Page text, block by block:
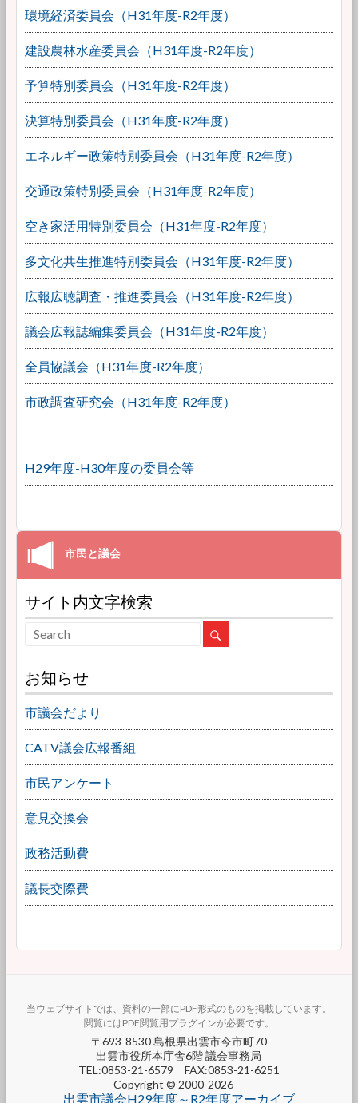
環境経済委員会（H31年度-R2年度）
建設農林水産委員会（H31年度-R2年度）
予算特別委員会（H31年度-R2年度）
決算特別委員会（H31年度-R2年度）
エネルギー政策特別委員会（H31年度-R2年度）
交通政策特別委員会（H31年度-R2年度）
空き家活用特別委員会（H31年度-R2年度）
多文化共生推進特別委員会（H31年度-R2年度）
広報広聴調査・推進委員会（H31年度-R2年度）
議会広報誌編集委員会（H31年度-R2年度）
全員協議会（H31年度-R2年度）
市政調査研究会（H31年度-R2年度）
H29年度-H30年度の委員会等
サイト内文字検索
お知らせ
市議会だより
CATV議会広報番組
市民アンケート
意見交換会
政務活動費
議長交際費
当ウェブサイトでは、資料の一部にPDF形式のものを掲載しています。
閲覧にはPDF閲覧用プラグインが必要です。
〒693-8530 島根県出雲市今市町70
出雲市役所本庁舎6階 議会事務局
TEL:0853-21-6579 FAX:0853-21-6251
Copyright © 2000-2026
出雲市議会H29年度～R2年度アーカイブ